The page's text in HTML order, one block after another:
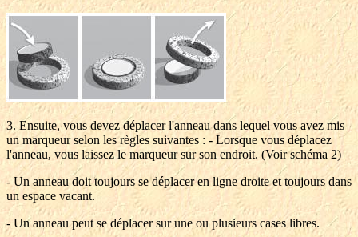
3. Ensuite, vous devez déplacer l'anneau dans lequel vous avez mis
un marqueur selon les règles suivantes : - Lorsque vous déplacez
l'anneau, vous laissez le marqueur sur son endroit. (Voir schéma 2)
- Un anneau doit toujours se déplacer en ligne droite et toujours dans
un espace vacant.
- Un anneau peut se déplacer sur une ou plusieurs cases libres.